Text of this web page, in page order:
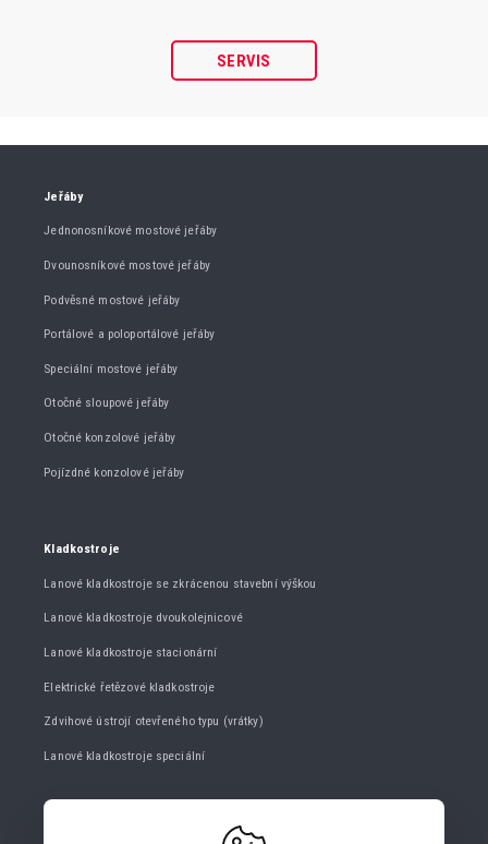
SERVIS
Jeřáby
Jednonosníkové mostové jeřáby
Dvounosníkové mostové jeřáby
Podvěsné mostové jeřáby
Portálové a poloportálové jeřáby
Speciální mostové jeřáby
Otočné sloupové jeřáby
Otočné konzolové jeřáby
Pojízdné konzolové jeřáby
Kladkostroje
Lanové kladkostroje se zkrácenou stavební výškou
Lanové kladkostroje dvoukolejnicové
Lanové kladkostroje stacionární
Elektrické řetězové kladkostroje
Zdvihové ústrojí otevřeného typu (vrátky)
Lanové kladkostroje speciální